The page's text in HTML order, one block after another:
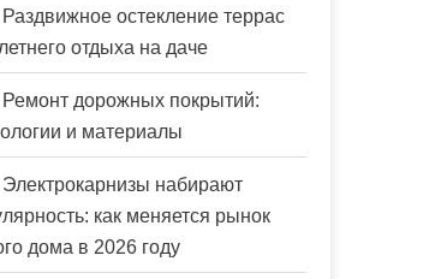
Раздвижное остекление террас
отдыха на даче
Ремонт дорожных покрытий:
и материалы
Электрокарнизы набирают
как меняется рынок
дома в 2026 году